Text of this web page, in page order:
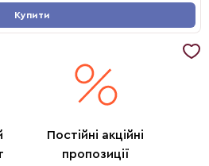
Купити
Постійні акційні
пропозиції